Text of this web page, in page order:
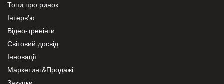
Топи про ринок
Інтерв’ю
Відео-тренінги
Світовий досвід
Інновації
Маркетинг&Продажі